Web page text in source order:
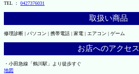
TEL ： 0427376031
取扱い商品
修理診断 | パソコン | 携帯電話 | 家電 | エアコン | ゲーム
お店へのアクセス
・小田急線「鶴川駅」より徒歩すぐ
地図